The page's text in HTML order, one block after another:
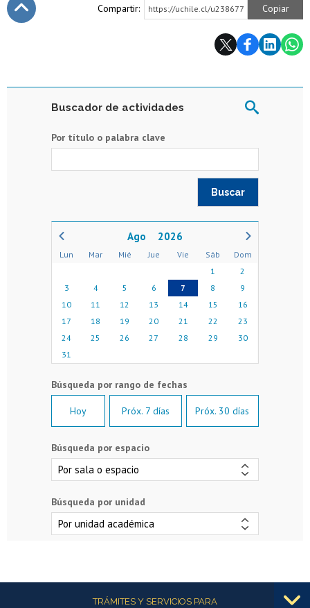
Compartir: https://uchile.cl/u238677 Copiar
Buscador de actividades
Por título o palabra clave
2026
Lun Mar Mié Jue Vie Sáb
Dom
1
2
3
4 5 6 7 8
9
10
11 12 13 14 15
16
17
18 19 20 21 22
23
24
25 26 27 28 29
30
31
Hoy Próx. 7 días Próx. 30 días
Búsqueda por espacio
Búsqueda por unidad
Más informaciónTRÁMITES Y SERVICIOS PARA